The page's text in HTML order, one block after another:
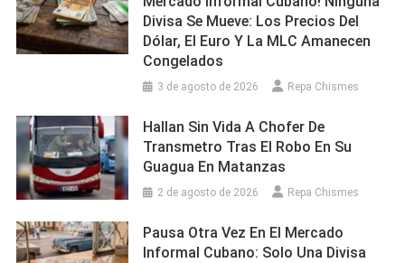
Divisa Se Mueve: Los Precios Del
Dólar, El Euro Y La MLC Amanecen
Congelados
3 de agosto de 2026 Repa Chismes
Hallan Sin Vida A Chofer De
Transmetro Tras El Robo En Su
Guagua En Matanzas
2 de agosto de 2026 Repa Chismes
Pausa Otra Vez En El Mercado
Informal Cubano: Solo Una Divisa